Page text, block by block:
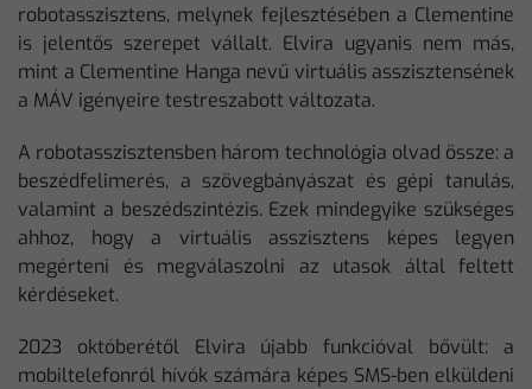
robotasszisztens, melynek fejlesztésében a Clementine
is jelentős szerepet vállalt. Elvira ugyanis nem más,
mint a Clementine Hanga nevű virtuális asszisztensének
a MÁV igényeire testreszabott változata.
A robotasszisztensben három technológia olvad össze: a
beszédfelimerés, a szövegbányászat és gépi tanulás,
valamint a beszédszintézis. Ezek mindegyike szükséges
ahhoz, hogy a virtuális asszisztens képes legyen
megérteni és megválaszolni az utasok által feltett
kérdéseket.
2023 októberétől Elvira újabb funkcióval bővült: a
mobiltelefonról hívók számára képes SMS-ben elküldeni